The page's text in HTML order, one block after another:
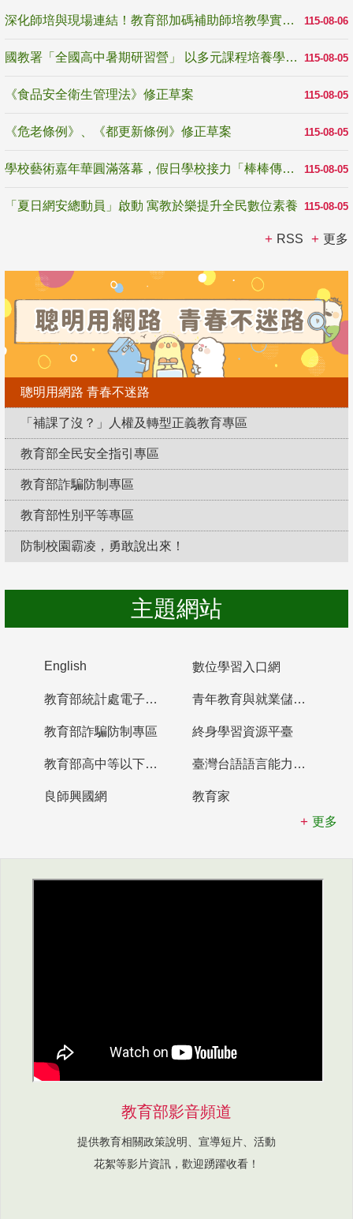
115-08-06
深化師培與現場連結！教育部加碼補助師培教學實踐研究 10月師培國際研討會交流教學實踐經驗
115-08-05
國教署「全國高中暑期研習營」 以多元課程培養學生瞭解誠信專業與倫理價值
115-08-05
《食品安全衛生管理法》修正草案
115-08-05
《危老條例》、《都更新條例》修正草案
115-08-05
學校藝術嘉年華圓滿落幕，假日學校接力「棒棒傳美感」
115-08-05
「夏日網安總動員」啟動 寓教於樂提升全民數位素養
RSS 更多
聰明用網路 青春不迷路
「補課了沒？」人權及轉型正義教育專區
教育部全民安全指引專區
教育部詐騙防制專區
教育部性別平等專區
防制校園霸凌，勇敢說出來！
主題網站
English 數位學習入口網
教育部統計處電子書櫃 青年教育與就業儲蓄帳戶
教育部詐騙防制專區 終身學習資源平臺
教育部高中等以下學校及幼兒園教師資格檢定考試 臺灣台語語言能力認證網站
良師興國網
教育家
更多
教育部影音頻道
提供教育相關政策說明、宣導短片、活動
花絮等影片資訊，歡迎踴躍收看！